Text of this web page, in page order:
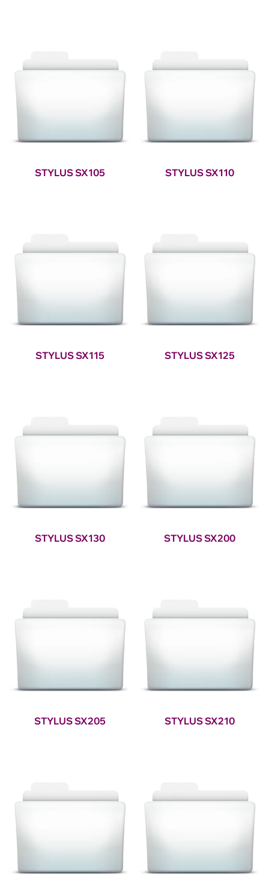
STYLUS SX105 STYLUS SX110
STYLUS SX115 STYLUS SX125
STYLUS SX130 STYLUS SX200
STYLUS SX205 STYLUS SX210